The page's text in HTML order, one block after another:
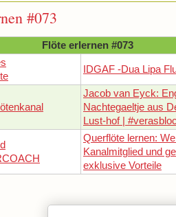
#073
Flöte erlernen #073
IDGAF -Dua Lipa
Jacob van Eyck:
Nachtegaeltje aus
Lust-hof |
Querflöte lernen:
Kanalmitglied und
exklusive Vorteile